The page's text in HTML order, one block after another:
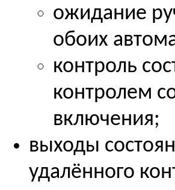
ожидание
обоих
контроль
контролем
включения;
выходы
удалённого